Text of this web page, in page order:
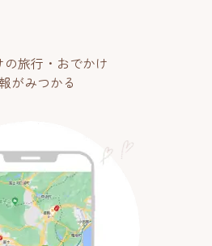
の旅行・おでかけ
がみつかる